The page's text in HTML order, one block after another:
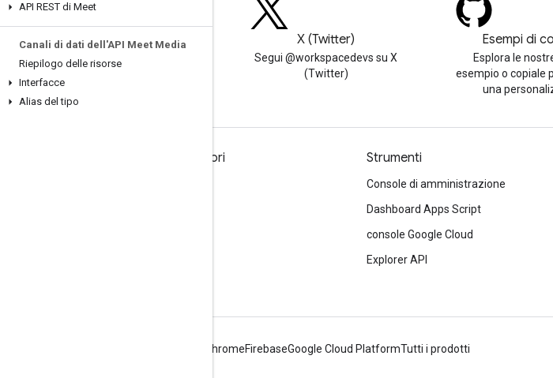
API REST di Meet
Canali di dati dell'API Meet Media
Riepilogo delle risorse
Interfacce
Alias del tipo
Blog
Leggi il blog per sviluppatori di
X (Twitter)
Segui @workspacedevs su X
(Twitter)
Esempi di
Esplora le
esempio o copiale
una
Google Workspace per sviluppatori Strumenti
Console di amministrazione
Dashboard Apps Script
console Google Cloud
Explorer API
ChromeFirebaseGoogle Cloud PlatformTutti i prodotti